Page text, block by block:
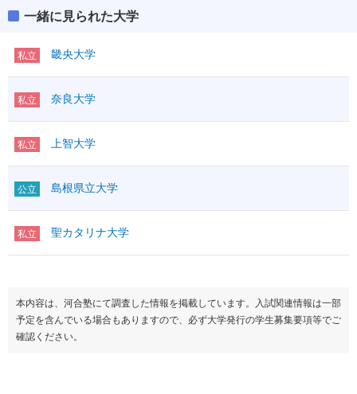
一緒に見られた大学
私立 畿央大学
私立 奈良大学
私立 上智大学
公立 島根県立大学
私立 聖カタリナ大学
本内容は、河合塾にて調査した情報を掲載しています。入試関連情報は一部
予定を含んでいる場合もありますので、必ず大学発行の学生募集要項等でご
確認ください。